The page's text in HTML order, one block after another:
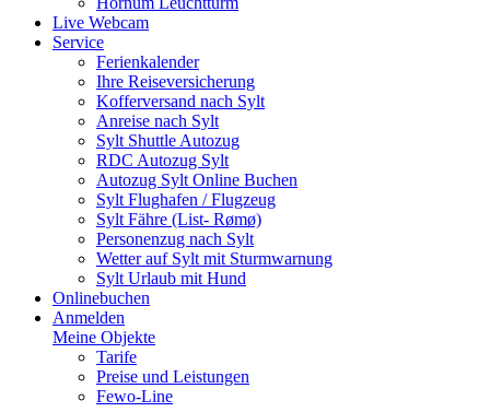
Live Webcam
Service
Ferienkalender
Ihre Reiseversicherung
Kofferversand nach Sylt
Anreise nach Sylt
Sylt Shuttle Autozug
RDC Autozug Sylt
Autozug Sylt Online Buchen
Sylt Flughafen / Flugzeug
Sylt Fähre (List- Rømø)
Personenzug nach Sylt
Wetter auf Sylt mit Sturmwarnung
Sylt Urlaub mit Hund
Onlinebuchen
Anmelden
Meine Objekte
Tarife
Preise und Leistungen
Fewo-Line